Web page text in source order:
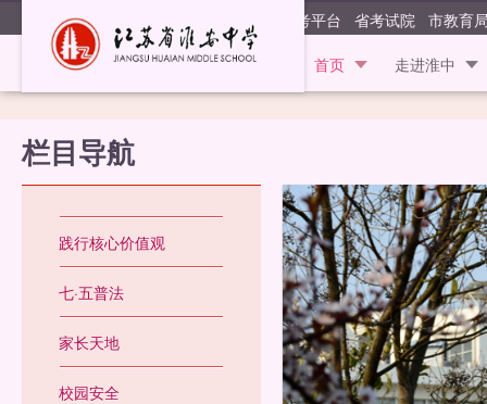
江苏省淮
首页 走进淮中
阳光高考平台 省考试院 市教育
栏目导航
践行核心价值观
七·五普法
家长天地
校园安全